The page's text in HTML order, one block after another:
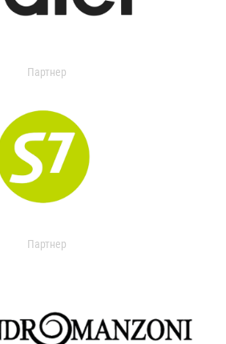
Партнер
Партнер